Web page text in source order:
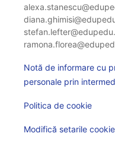
Notă de informare cu
personale prin
Politica de cookie
Modifică setarile